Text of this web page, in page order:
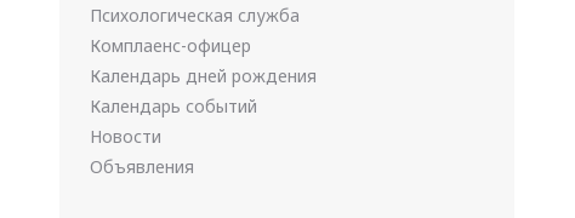
Психологическая служба
Комплаенс-офицер
Календарь дней рождения
Календарь событий
Новости
Объявления